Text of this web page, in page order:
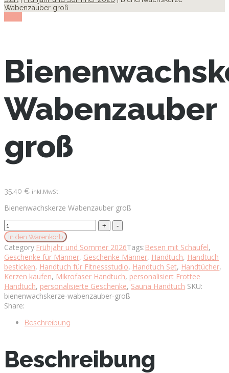
Wabenzauber groß
Wabenzauber
groß
35.40 € inkl.MwSt.
Bienenwachskerze Wabenzauber groß
Bienenwachskerze
Wabenzauber
groß
quantity
In den Warenkorb
Category:Frühjahr und Sommer 2026Tags:Besen mit Schaufel,
Geschenke für Männer, Geschenke Männer, Handtuch, Handtuch
besticken, Handtuch für Fitnessstudio, Handtuch Set, Handtücher,
Kerzen kaufen, Mikrofaser Handtuch, personalisiert Frottee
Handtuch, personalisierte Geschenke, Sauna Handtuch SKU:
bienenwachskerze-wabenzauber-groß
Share:
Beschreibung
Beschreibung